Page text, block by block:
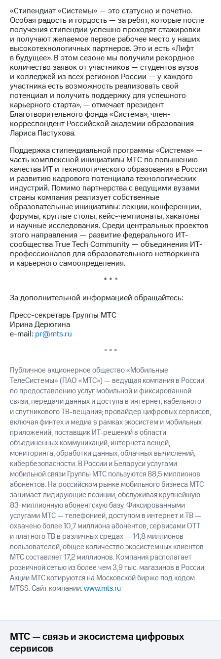
«Стипендиат «Системы» — это статусно и почетно.
Особая радость и гордость — за ребят, которые после
получения стипендии успешно проходят стажировки
и получают желаемое первое рабочее место у наших
высокотехнологичных партнеров. Это и есть «Лифт
в будущее». В этом сезоне мы получили рекордное
количество заявок от участников — студентов вузов
и колледжей из всех регионов России — у каждого
участника есть возможность реализовать свой
потенциал и получить поддержку для успешного
карьерного старта», — отмечает президент
Благотворительного фонда «Система», член-
корреспондент Российской академии образования
Лариса Пастухова.
Поддержка стипендиальной программы «Система» —
часть комплексной инициативы МТС по повышению
качества ИТ и технологического образования в России
и развитию кадрового потенциала технологических
индустрий. Помимо партнерства с ведущими вузами
страны компания реализует собственные
образовательные инициативы: лекции, конференции,
форумы, круглые столы, кейс-чемпионаты, хакатоны
и научные исследования. Среди центральных проектов
этого направления — развитие федерального ИТ-
сообщества True Tech Community — объединения ИТ-
профессионалов для образовательного нетворкинга
и карьерного самоопределения.
* * *
За дополнительной информацией обращайтесь:
Пресс-секретарь Группы МТС
Ирина Дерюгина
e-mail: pr@mts.ru
* * *
Публичное акционерное общество «Мобильные
ТелеСистемы» (ПАО «МТС») — ведущая компания в России
по предоставлению услуг мобильной и фиксированной
связи, передачи данных и доступа в интернет, кабельного
и спутникового ТВ-вещания; провайдер цифровых сервисов,
включая финтех и медиа в рамках экосистем и мобильных
приложений; поставщик ИТ-решений в области
объединенных коммуникаций, интернета вещей,
мониторинга, обработки данных, облачных вычислений,
кибербезопасности. В России и Беларуси услугами
мобильной связи Группы МТС пользуются 88,5 миллионов
абонентов. На российском рынке мобильного бизнеса МТС
занимает лидирующие позиции, обслуживая крупнейшую
83-миллионную абонентскую базу. Фиксированными
услугами МТС — телефонией, доступом в интернет и ТВ —
охвачено более 10,7 миллиона абонентов, сервисами OTT
и платного ТВ в различных средах — 14,8 миллионов
пользователей, общее количество экосистемных клиентов
МТС составляет 17,2 миллионов. Компания располагает
розничной сетью из более чем 3,9 тыс. магазинов в России.
Акции МТС котируются на Московской бирже под кодом
MTSS. Сайт компании:www.mts.ru
МТС — связь и экосистема цифровых
сервисов